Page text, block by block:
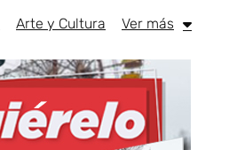
Arte y Cultura Ver más